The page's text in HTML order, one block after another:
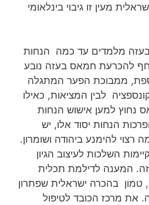
מעין זו גיבוי בינלאומי
בעזה מלמדים עד כמה הנחות
להכרעת חמאס בעזה נובע
ממבוכת הפער המתגלה
לבין המציאות, כאילו
נחוץ למען אישוש הנחות
הנחות יסוד אלו, יש
להימנע ביהודה ושומרון.
השלכות לעיצוב הגיון
המענה לדילמת תכלית
בהכרה ישראלית שפתרון
את מרכז הכובד לטיפול